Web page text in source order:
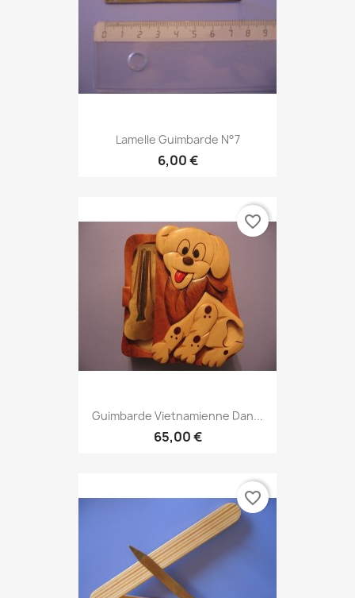
Lamelle Guimbarde N°7
6,00 €
Guimbarde Vietnamienne Dan...
65,00 €
favorite_border
favorite_border